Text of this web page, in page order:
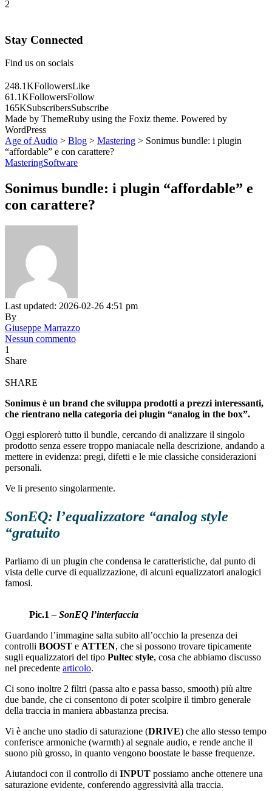
2
Stay Connected
Find us on socials
248.1KFollowersLike
61.1KFollowersFollow
165KSubscribersSubscribe
Made by ThemeRuby using the Foxiz theme. Powered by
WordPress
Age of Audio > Blog > Mastering > Sonimus bundle: i plugin
“affordable” e con carattere?
MasteringSoftware
Sonimus bundle: i plugin “affordable” e
con carattere?
Last updated: 2026-02-26 4:51 pm
By
Giuseppe Marrazzo
Nessun commento
1
Share
SHARE
Sonimus è un brand che sviluppa prodotti a prezzi interessanti,
che rientrano nella categoria dei plugin “analog in the box”.
Oggi esplorerò tutto il bundle, cercando di analizzare il singolo
prodotto senza essere troppo maniacale nella descrizione, andando a
mettere in evidenza: pregi, difetti e le mie classiche considerazioni
personali.
Ve li presento singolarmente.
SonEQ: l’equalizzatore “analog style
“gratuito
Parliamo di un plugin che condensa le caratteristiche, dal punto di
vista delle curve di equalizzazione, di alcuni equalizzatori analogici
famosi.
Pic.1 – SonEQ l’interfaccia
Guardando l’immagine salta subito all’occhio la presenza dei
controlli BOOST e ATTEN, che si possono trovare tipicamente
sugli equalizzatori del tipo Pultec style, cosa che abbiamo discusso
nel precedente articolo.
Ci sono inoltre 2 filtri (passa alto e passa basso, smooth) più altre
due bande, che ci consentono di poter scolpire il timbro generale
della traccia in maniera abbastanza precisa.
Vi è anche uno stadio di saturazione (DRIVE) che allo stesso tempo
conferisce armoniche (warmth) al segnale audio, e rende anche il
suono più grosso, in quanto vengono boostate le basse frequenze.
Aiutandoci con il controllo di INPUT possiamo anche ottenere una
saturazione evidente, conferendo aggressività alla traccia.